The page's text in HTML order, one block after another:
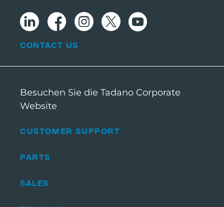
CUSTOMER SUPPORT
PARTS
SALES
CONTACT US
Besuchen Sie die Tadano Corporate
Website